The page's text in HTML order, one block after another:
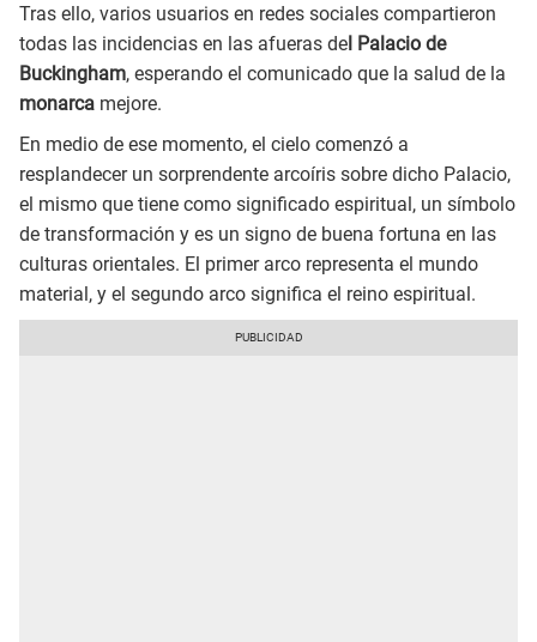
Tras ello, varios usuarios en redes sociales compartieron
todas las incidencias en las afueras del Palacio de
Buckingham, esperando el comunicado que la salud de la
monarca mejore.
En medio de ese momento, el cielo comenzó a
resplandecer un sorprendente arcoíris sobre dicho Palacio,
el mismo que tiene como significado espiritual, un símbolo
de transformación y es un signo de buena fortuna en las
culturas orientales. El primer arco representa el mundo
material, y el segundo arco significa el reino espiritual.